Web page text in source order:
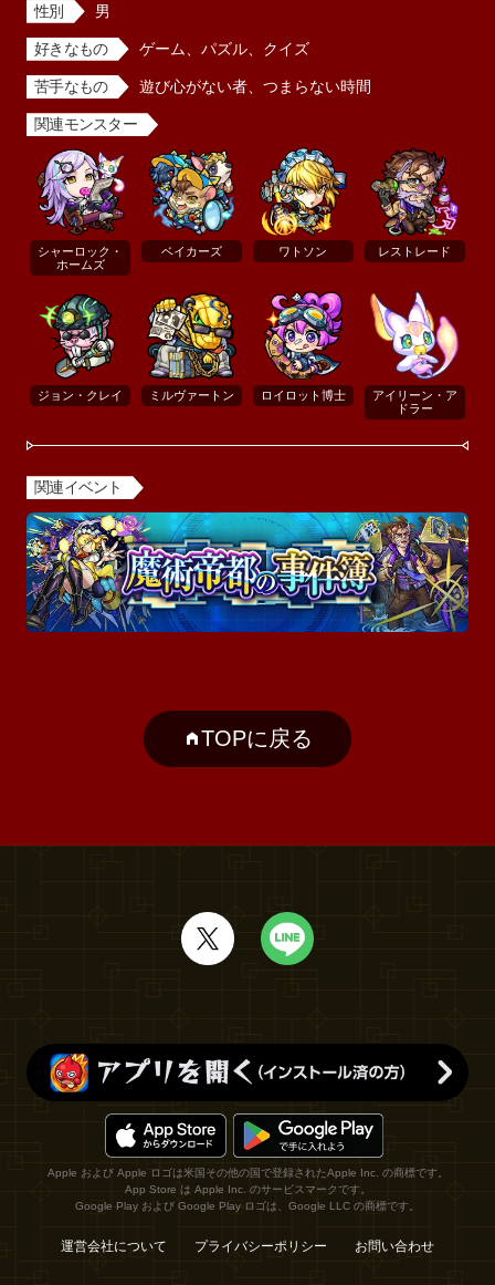
性別 男
好きなもの ゲーム、パズル、クイズ
苦手なもの 遊び心がない者、つまらない時間
関連モンスター
シャーロック・
ホームズ
ベイカーズ ワトソン レストレード
ジョン・クレイ ミルヴァートン ロイロット博士
アイリーン・ア
ドラー
関連イベント
TOPに戻る
Apple および Apple ロゴは米国その他の国で登録されたApple Inc. の商標です。
App Store は Apple Inc. のサービスマークです。
Google Play および Google Play ロゴは、Google LLC の商標です。
運営会社について プライバシーポリシー お問い合わせ